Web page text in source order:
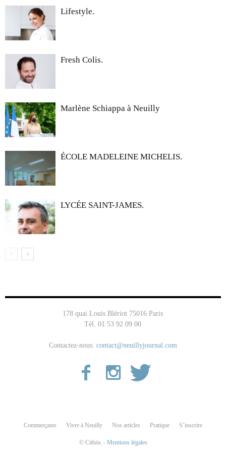
Lifestyle.
Fresh Colis.
Marlène Schiappa à Neuilly
ÉCOLE MADELEINE MICHELIS.
LYCÉE SAINT-JAMES.
178 quai Louis Blériot 75016 Paris
Tél. 01 53 92 09 00
Contactez-nous: contact@neuillyjournal.com
Commerçants Vivre à Neuilly Nos articles Pratique S’inscrire
© Cithéa. - Mentions légales